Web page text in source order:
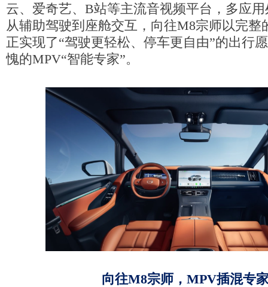
云、爱奇艺、B站等主流音视频平台，多应
从辅助驾驶到座舱交互，向往M8宗师以完整
正实现了“驾驶更轻松、停车更自由”的出行
愧的MPV“智能专家”。
向往M8宗师，MPV插混专